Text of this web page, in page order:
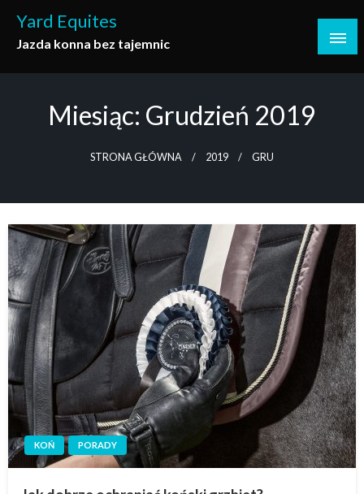
content
Yard Equites
Jazda konna bez tajemnic
Miesiąc: Grudzień 2019
STRONA GŁÓWNA 2019 GRU
KOŃ PORADY